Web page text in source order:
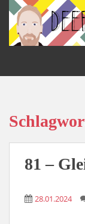
o
81 –
28.01.2024